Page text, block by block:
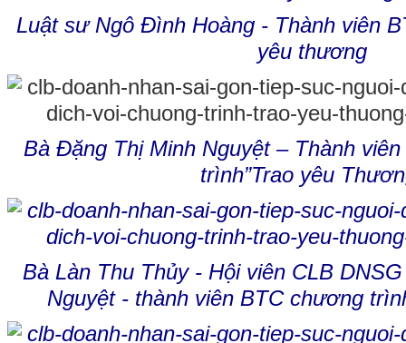
Luật sư Ngô Đình Hoàng - Thành viên
yêu thương
Bà Đặng Thị Minh Nguyệt – Thành
trình”Trao yêu
Bà Làn Thu Thủy - Hội viên CLB
Nguyệt - thành viên BTC chương